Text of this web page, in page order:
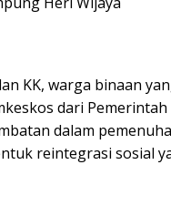
KK, warga binaan
dari
dalam
reintegrasi sosial